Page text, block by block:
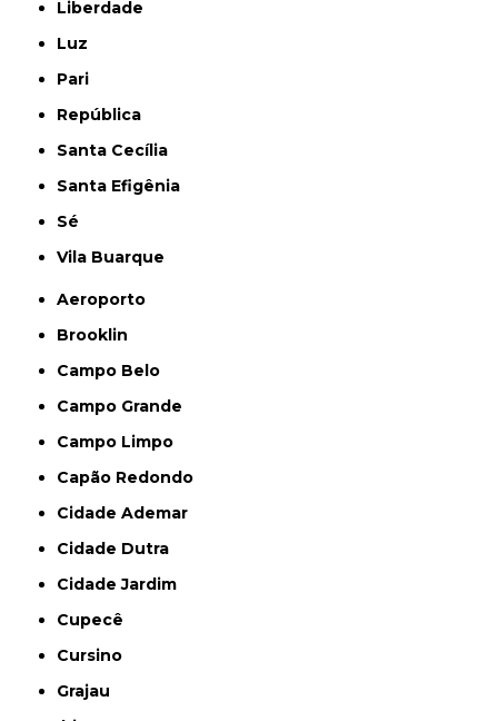
Liberdade
Luz
Pari
República
Santa Cecília
Santa Efigênia
Sé
Vila Buarque
Aeroporto
Brooklin
Campo Belo
Campo Grande
Campo Limpo
Capão Redondo
Cidade Ademar
Cidade Dutra
Cidade Jardim
Cupecê
Cursino
Grajau